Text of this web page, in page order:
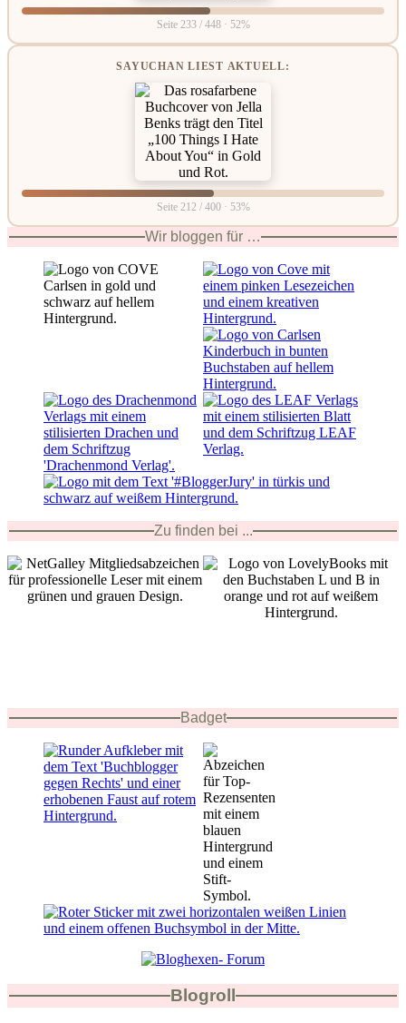
Seite 233 / 448 · 52%
SAYUCHAN LIEST AKTUELL:
Seite 212 / 400 · 53%
Wir bloggen für …
Zu finden bei ...
Badget
Blogroll